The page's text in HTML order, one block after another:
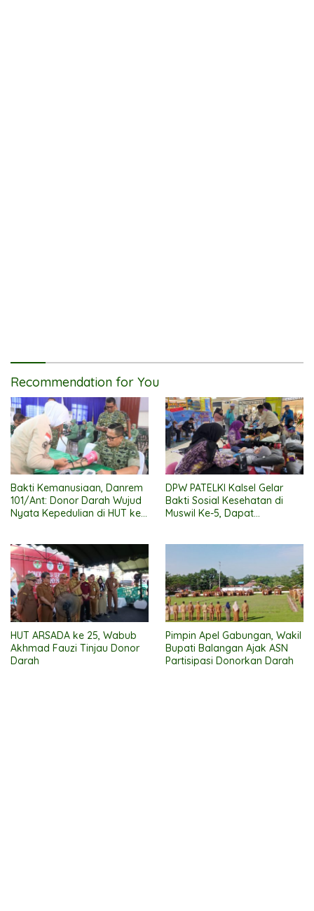
Recommendation for You
Bakti Kemanusiaan, Danrem
101/Ant: Donor Darah Wujud
Nyata Kepedulian di HUT ke-
DPW PATELKI Kalsel Gelar
Bakti Sosial Kesehatan di
Muswil Ke-5, Dapat
HUT ARSADA ke 25, Wabub
Akhmad Fauzi Tinjau Donor
Darah
Pimpin Apel Gabungan, Wakil
Bupati Balangan Ajak ASN
Partisipasi Donorkan Darah